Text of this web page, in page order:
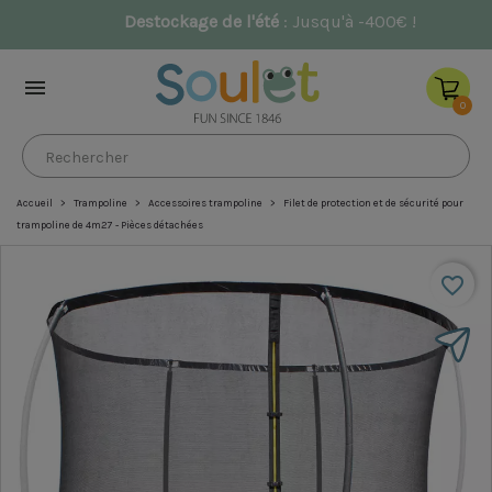
NOUVEAU : Aires de jeux Olympe&

0
Accueil Trampoline Accessoires trampoline
Filet de protection et de sécurité pour
trampoline de 4m27 - Pièces détachées
favorite_border